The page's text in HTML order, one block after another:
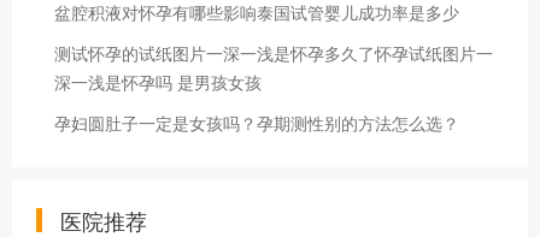
盆腔积液对怀孕有哪些影响泰国试管婴儿成功率是多少
测试怀孕的试纸图片一深一浅是怀孕多久了怀孕试纸图片一
深一浅是怀孕吗 是男孩女孩
孕妇圆肚子一定是女孩吗？孕期测性别的方法怎么选？
医院推荐